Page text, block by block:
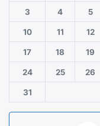
3 4 5
10 11 12
17 18 19
24 25 26
31